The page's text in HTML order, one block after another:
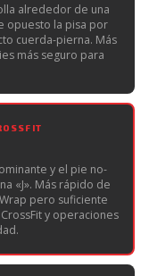
alrededor de una
opuesto la pisa por
cuerda-pierna. Más
más seguro para
y el pie no-
«J». Más rápido de
pero suficiente
y operaciones